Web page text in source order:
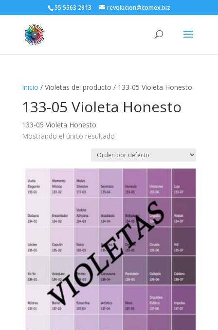
55 5563 2913 revolucion@comex.biz
Inicio / Violetas del producto / 133-05 Violeta Honesto
133-05 Violeta Honesto
133-05 Violeta Honesto
Mostrando el único resultado